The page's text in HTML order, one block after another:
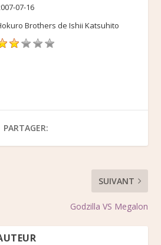
07-16
Brothers de Ishii Katsuhito
PARTAGER:
SUIVANT
Godzilla VS Megalon